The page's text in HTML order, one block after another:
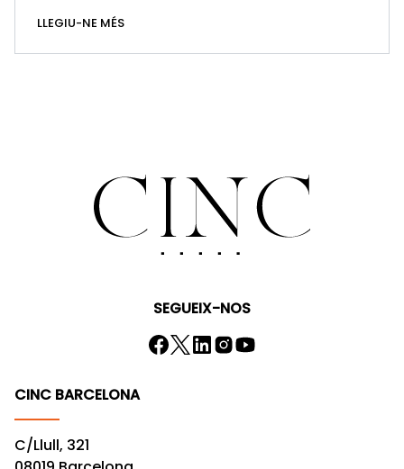
LLEGIU-NE MÉS
SEGUEIX-NOS
CINC BARCELONA
C/Llull, 321